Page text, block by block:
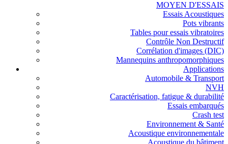
MOYEN D'ESSAIS
Essais Acoustiques
Pots vibrants
Tables pour essais vibratoires
Contrôle Non Destructif
Corrélation d'images (DIC)
Mannequins anthropomorphiques
Applications
Automobile & Transport
NVH
Caractérisation, fatigue & durabilité
Essais embarqués
Crash test
Environnement & Santé
Acoustique environnementale
Acoustique du bâtiment